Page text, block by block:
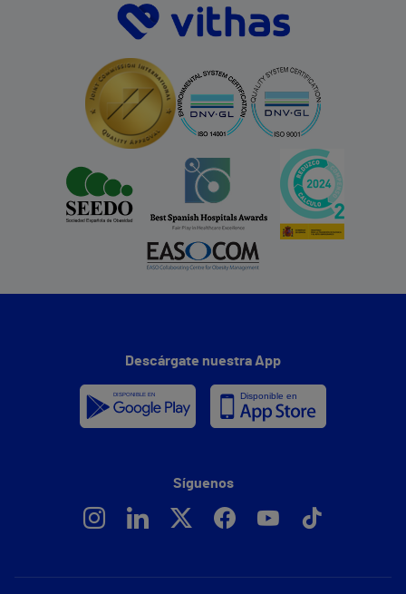
Descárgate nuestra App
Síguenos